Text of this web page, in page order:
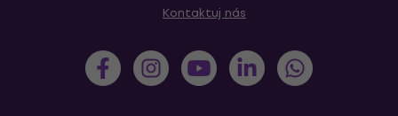
Kontaktuj nás